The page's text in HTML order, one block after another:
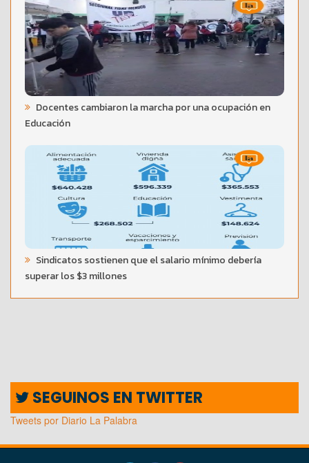
Docentes cambiaron la marcha por una ocupación en
Educación
Sindicatos sostienen que el salario mínimo debería
superar los $3 millones
SEGUINOS EN TWITTER
Tweets por Diario La Palabra